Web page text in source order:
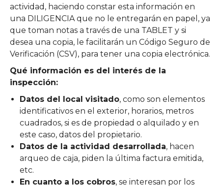
actividad, haciendo constar esta información en
una DILIGENCIA que no le entregarán en papel, ya
que toman notas a través de una TABLET y si
desea una copia, le facilitarán un Código Seguro de
Verificación (CSV), para tener una copia electrónica.
Qué información es del interés de la
inspección:
Datos del local visitado, como son elementos
identificativos en el exterior, horarios, metros
cuadrados, si es de propiedad o alquilado y en
este caso, datos del propietario.
Datos de la actividad desarrollada, hacen
arqueo de caja, piden la última factura emitida,
etc.
En cuanto a los cobros, se interesan por los